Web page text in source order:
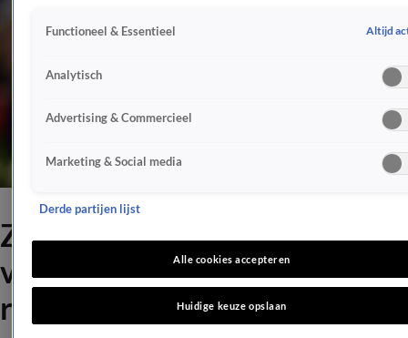
Zoektocht naar oud
voetbalshirt leidt
rechtstreeks naar Madonna
Functioneel & Essentieel Altijd
Analytisch
Advertising & Commercieel
Marketing & Social media
Derde partijen lijst
Alle cookies accepteren
Huidige keuze opslaan